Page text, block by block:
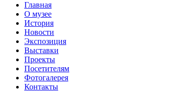
Главная
О музее
История
Новости
Экспозиция
Выставки
Проекты
Посетителям
Фотогалерея
Контакты